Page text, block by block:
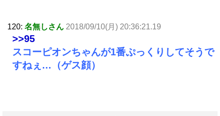
120: 名無しさん 2018/09/10(月) 20:36:21.19
>>95
スコーピオンちゃんが1番ぷっくりしてそうで
すねぇ…（ゲス顔）